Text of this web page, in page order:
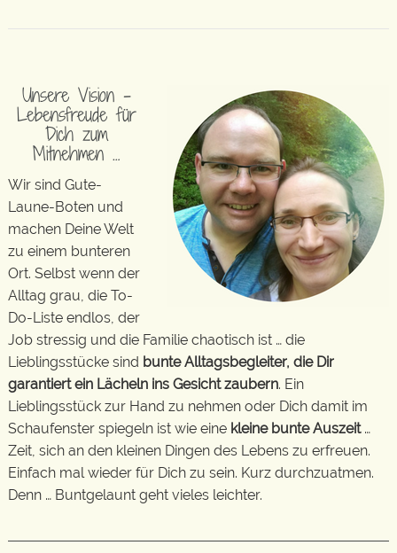
Unsere Vision –
Lebensfreude für
Dich zum
Mitnehmen …
Wir sind Gute-
Laune-Boten und
machen Deine Welt
zu einem bunteren
Ort. Selbst wenn der
Alltag grau, die To-
Do-Liste endlos, der
Job stressig und die Familie chaotisch ist … die
Lieblingsstücke sind bunte Alltagsbegleiter, die Dir
garantiert ein Lächeln ins Gesicht zaubern. Ein
Lieblingsstück zur Hand zu nehmen oder Dich damit im
Schaufenster spiegeln ist wie eine kleine bunte Auszeit…
Zeit, sich an den kleinen Dingen des Lebens zu erfreuen.
Einfach mal wieder für Dich zu sein. Kurz durchzuatmen.
Denn … Buntgelaunt geht vieles leichter.